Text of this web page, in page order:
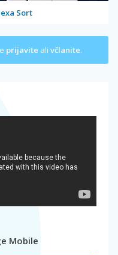
Sort
prijavite ali včlanite.
Mobile